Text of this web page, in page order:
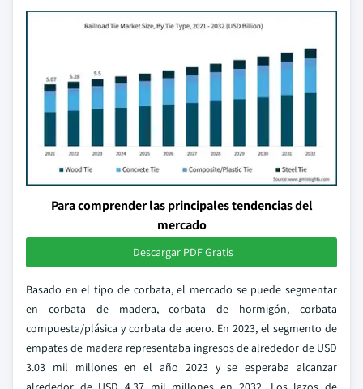
Para comprender las principales tendencias del
mercado
Descargar PDF Gratis
Basado en el tipo de corbata, el mercado se puede segmentar
en corbata de madera, corbata de hormigón, corbata
compuesta/plásica y corbata de acero. En 2023, el segmento de
empates de madera representaba ingresos de alrededor de USD
3.03 mil millones en el año 2023 y se esperaba alcanzar